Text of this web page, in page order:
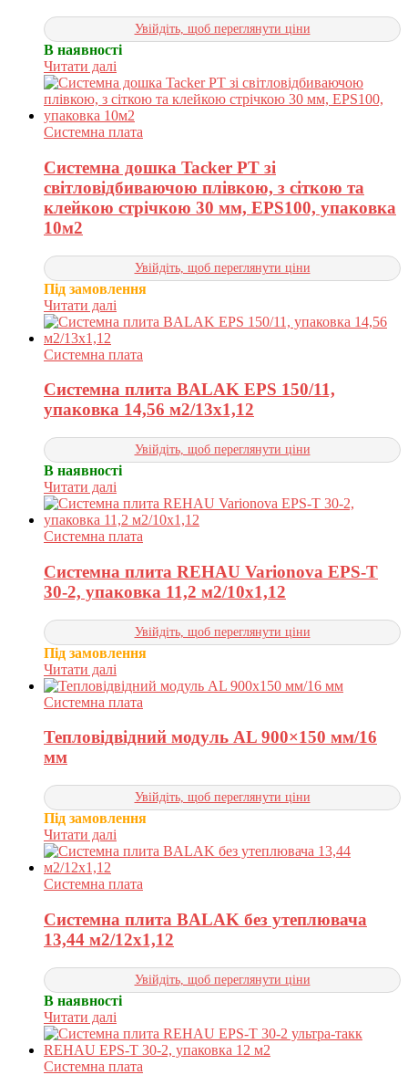
Увійдіть, щоб переглянути ціни
В наявності
Читати далі
Системна плата
Системна дошка Tacker PT зі
світловідбиваючою плівкою, з сіткою та
клейкою стрічкою 30 мм, EPS100, упаковка
10м2
Увійдіть, щоб переглянути ціни
Під замовлення
Читати далі
Системна плата
Системна плита BALAK EPS 150/11,
упаковка 14,56 м2/13х1,12
Увійдіть, щоб переглянути ціни
В наявності
Читати далі
Системна плата
Системна плита REHAU Varionova EPS-T
30-2, упаковка 11,2 м2/10х1,12
Увійдіть, щоб переглянути ціни
Під замовлення
Читати далі
Системна плата
Тепловідвідний модуль AL 900×150 мм/16
мм
Увійдіть, щоб переглянути ціни
Під замовлення
Читати далі
Системна плата
Системна плита BALAK без утеплювача
13,44 м2/12х1,12
Увійдіть, щоб переглянути ціни
В наявності
Читати далі
Системна плата